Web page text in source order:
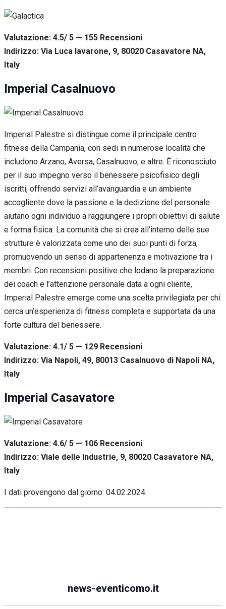
Valutazione: 4.5/ 5 — 155 Recensioni
Indirizzo: Via Luca Iavarone, 9, 80020 Casavatore NA,
Italy
Imperial Casalnuovo
Imperial Palestre si distingue come il principale centro
fitness della Campania, con sedi in numerose località che
includono Arzano, Aversa, Casalnuovo, e altre. È riconosciuto
per il suo impegno verso il benessere psicofisico degli
iscritti, offrendo servizi all’avanguardia e un ambiente
accogliente dove la passione e la dedizione del personale
aiutano ogni individuo a raggiungere i propri obiettivi di salute
e forma fisica. La comunità che si crea all’interno delle sue
strutture è valorizzata come uno dei suoi punti di forza,
promuovendo un senso di appartenenza e motivazione tra i
membri. Con recensioni positive che lodano la preparazione
dei coach e l’attenzione personale data a ogni cliente,
Imperial Palestre emerge come una scelta privilegiata per chi
cerca un’esperienza di fitness completa e supportata da una
forte cultura del benessere.
Valutazione: 4.1/ 5 — 129 Recensioni
Indirizzo: Via Napoli, 49, 80013 Casalnuovo di Napoli NA,
Italy
Imperial Casavatore
Valutazione: 4.6/ 5 — 106 Recensioni
Indirizzo: Viale delle Industrie, 9, 80020 Casavatore NA,
Italy
I dati provengono dal giorno: 04.02.2024
news-eventicomo.it